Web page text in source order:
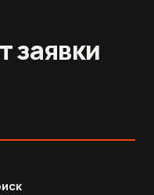
заявки